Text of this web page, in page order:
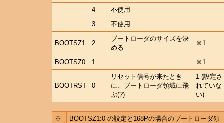
4
不使用
3
不使用
BOOTSZ1 2
ブートローダのサイズを決
める
※1
BOOTSZ0 1 ※1
BOOTRST 0
リセット信号が来たとき
に、ブートローダ領域に飛
ぶ(?)
1 (設定さ
れていな
い)
※
BOOTSZ1:0 の設定と168Pの場合のブートローダ領